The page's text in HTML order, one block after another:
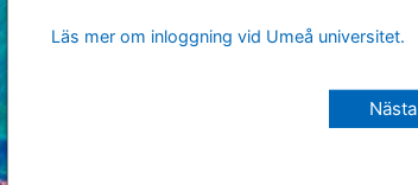
Läs mer om inloggning vid Umeå universitet.
Nästa